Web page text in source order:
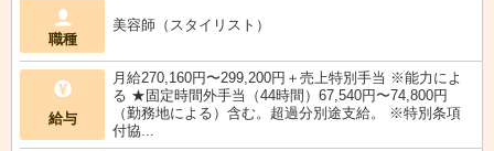
職種
美容師（スタイリスト）
給与
月給270,160円〜299,200円＋売上特別手当 ※能力によ
る ★固定時間外手当（44時間）67,540円〜74,800円
（勤務地による）含む。超過分別途支給。 ※特別条項
付協...